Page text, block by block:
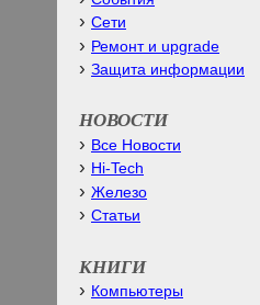
Сети
Ремонт и upgrade
Защита информации
НОВОСТИ
Все Новости
Hi-Tech
Железо
Статьи
КНИГИ
Компьютеры